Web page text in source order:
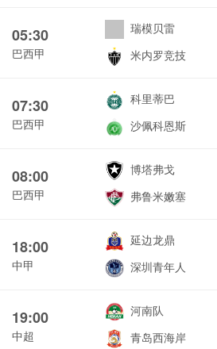
05:30
巴西甲
瑞模贝雷
米内罗竞技
07:30
巴西甲
科里蒂巴
沙佩科恩斯
08:00
巴西甲
博塔弗戈
弗鲁米嫩塞
18:00
中甲
延边龙鼎
深圳青年人
19:00
中超
河南队
青岛西海岸